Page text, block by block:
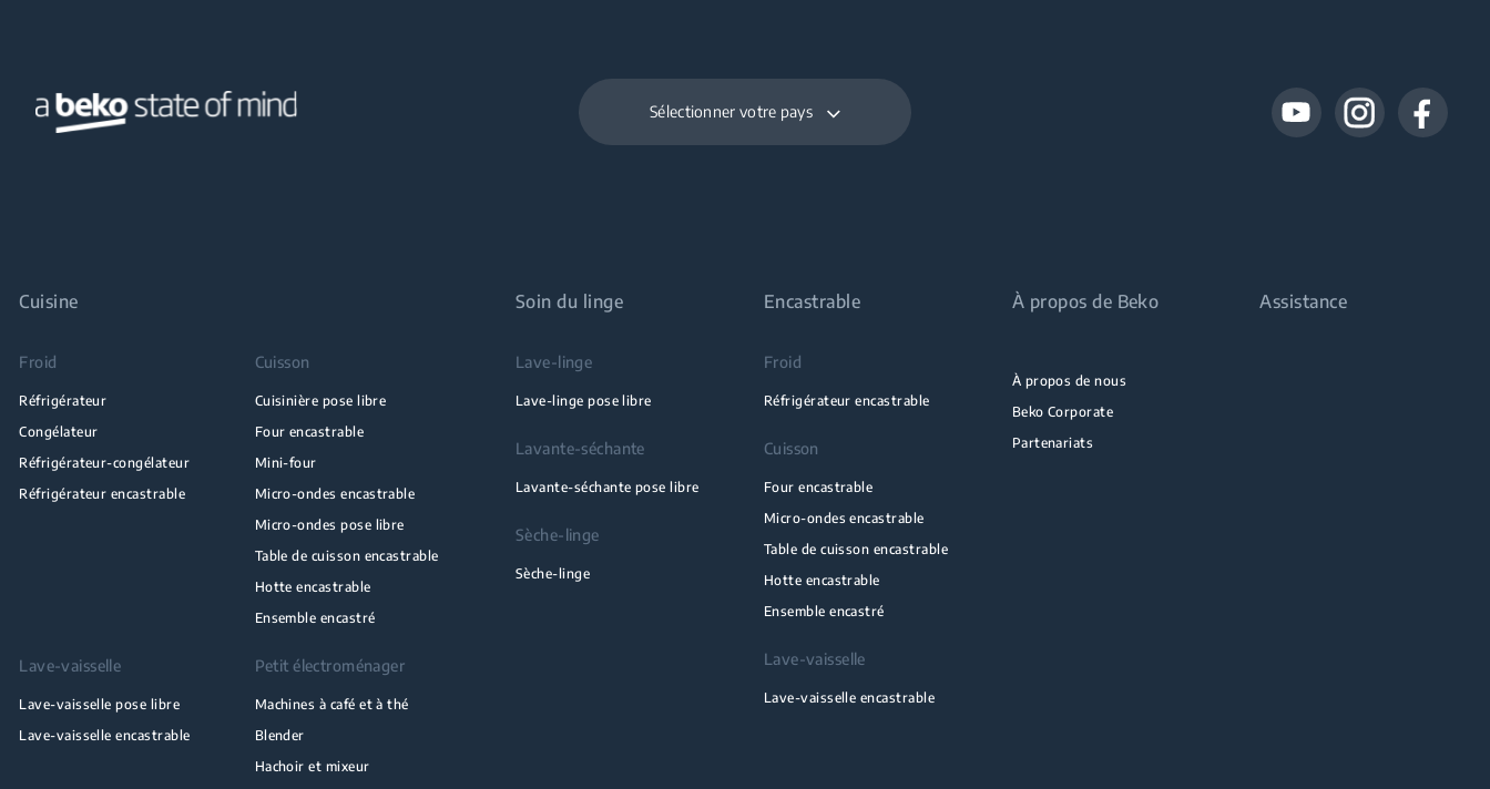
Sélectionner votre pays
Cuisine
Froid
Réfrigérateur
Congélateur
Réfrigérateur-congélateur
Réfrigérateur encastrable
Cuisson
Cuisinière pose libre
Four encastrable
Mini-four
Micro-ondes encastrable
Micro-ondes pose libre
Table de cuisson encastrable
Hotte encastrable
Ensemble encastré
Lave-vaisselle
Lave-vaisselle pose libre
Lave-vaisselle encastrable
Petit électroménager
Machines à café et à thé
Blender
Hachoir et mixeur
Soin du linge
Lave-linge
Lave-linge pose libre
Lavante-séchante
Lavante-séchante pose libre
Sèche-linge
Sèche-linge
Encastrable
Froid
Réfrigérateur encastrable
Cuisson
Four encastrable
Micro-ondes encastrable
Table de cuisson encastrable
Hotte encastrable
Ensemble encastré
Lave-vaisselle
Lave-vaisselle encastrable
À propos de Beko
À propos de nous
Beko Corporate
Partenariats
Assistance